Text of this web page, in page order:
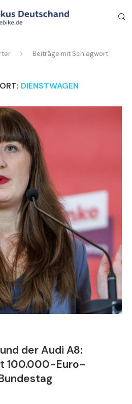
Beiträge mit Schlagwort
DIENSTWAGEN
der Audi A8:
100.000-Euro-